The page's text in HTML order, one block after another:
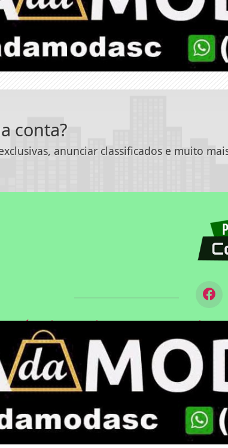
conta?
anunciar classificados e muito
| | |
CNPJ 23.286.075/0001-86 -
Privacidade
para melhorar sua experiência de
Termos de Uso e Privacidade.
ACESSE NOSSOS TERMOS CLICANDO AQUI